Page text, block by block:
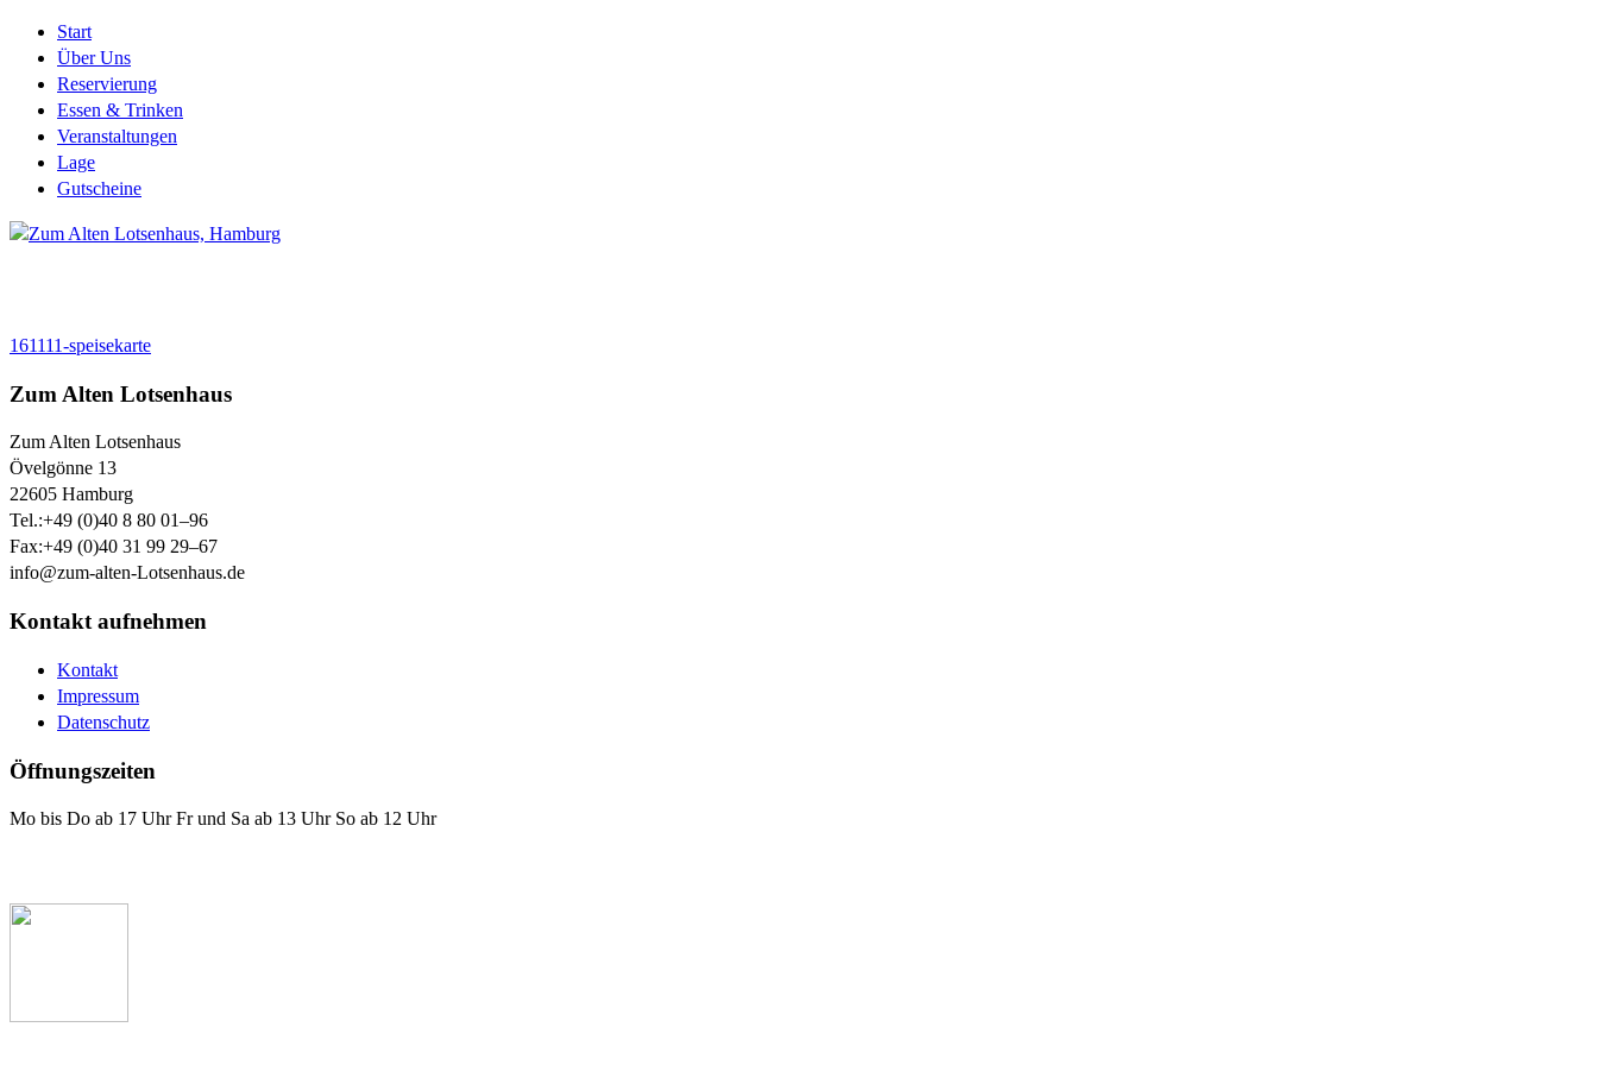
Start
Über Uns
Reservierung
Essen & Trinken
Veranstaltungen
Lage
Gutscheine
161111-speisekarte
Zum Alten Lotsenhaus
Zum Alten Lotsenhaus
Övelgönne 13
22605 Hamburg
Tel.:+49 (0)40 8 80 01–96
Fax:+49 (0)40 31 99 29–67
info@zum-alten-Lotsenhaus.de
Kontakt aufnehmen
Kontakt
Impressum
Datenschutz
Öffnungszeiten
Mo bis Do ab 17 Uhr Fr und Sa ab 13 Uhr So ab 12 Uhr